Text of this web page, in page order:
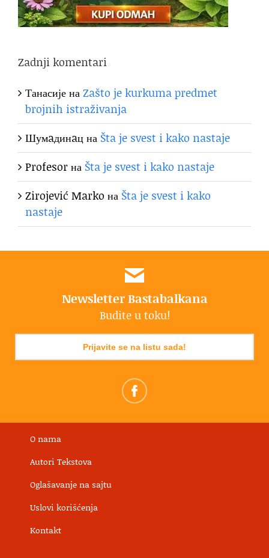
Zadnji komentari
ТанасијенаZašto je kurkuma predmet
brojnih istraživanja
Шумaдинaцна Šta je svest i kako nastaje
Profesorна Šta je svest i kako nastaje
Zirojević Marko на Šta je svest i kako
nastaje
Newsletter Bastabalkana
Budite u toku!
Prijavite se na listu sada!
O nama
Autori Tekstova
Oglašavanje na sajtu
Uslovi korišćenja
Kontakt